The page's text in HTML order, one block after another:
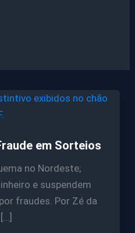
em Sorteios
no Nordeste;
e suspendem
fraudes. Por Zé da